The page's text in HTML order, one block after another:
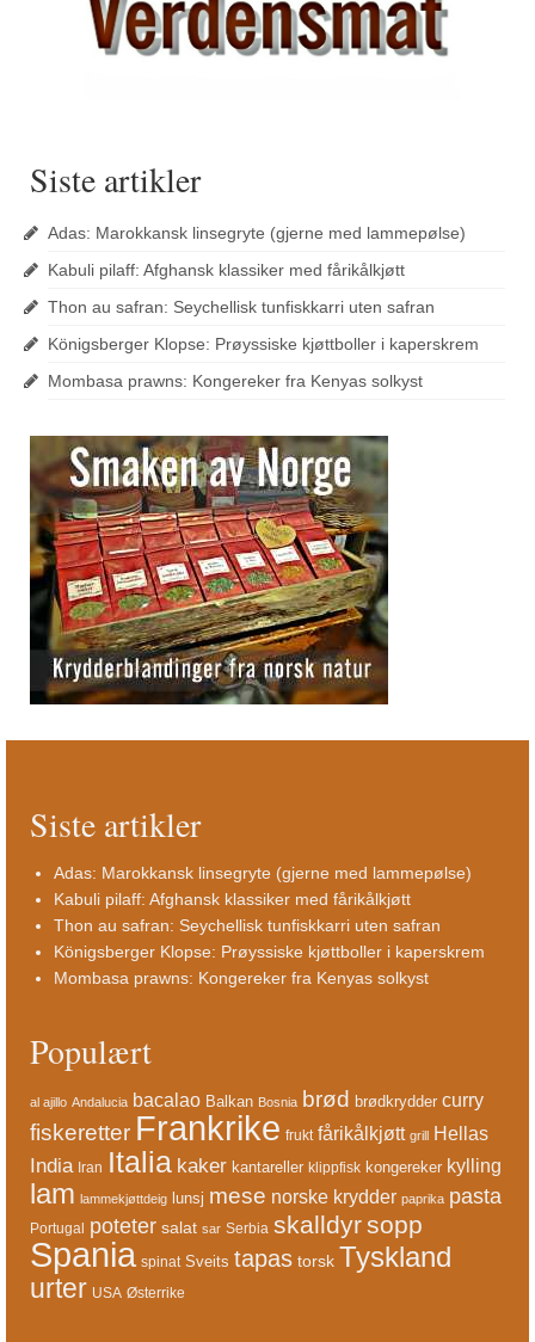
Siste artikler
Adas: Marokkansk linsegryte (gjerne med lammepølse)
Kabuli pilaff: Afghansk klassiker med fårikålkjøtt
Thon au safran: Seychellisk tunfiskkarri uten safran
Königsberger Klopse: Prøyssiske kjøttboller i kaperskrem
Mombasa prawns: Kongereker fra Kenyas solkyst
Siste artikler
Adas: Marokkansk linsegryte (gjerne med lammepølse)
Kabuli pilaff: Afghansk klassiker med fårikålkjøtt
Thon au safran: Seychellisk tunfiskkarri uten safran
Königsberger Klopse: Prøyssiske kjøttboller i kaperskrem
Mombasa prawns: Kongereker fra Kenyas solkyst
Populært
al ajillo Andalucia bacalao Balkan Bosnia brød brødkrydder curry
fiskeretter Frankrike frukt fårikålkjøtt grill Hellas
India Iran Italia kaker kantareller klippfisk kongereker kylling
lam lammekjøttdeig lunsj mese norske krydder paprika pasta
Portugal poteter salat sar Serbia skalldyrsopp
Spania spinat Sveits tapas torsk Tyskland
urter USA Østerrike